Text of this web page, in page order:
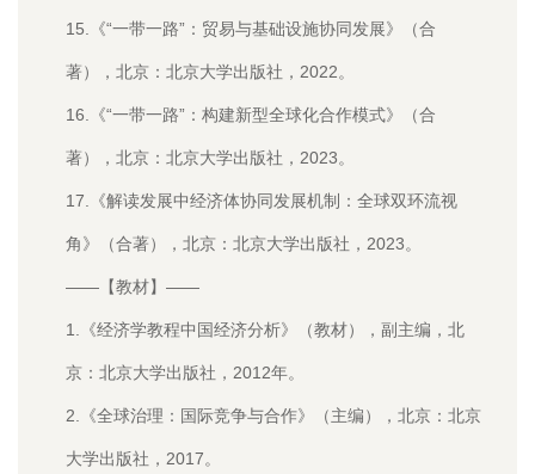
15.《“一带一路”：贸易与基础设施协同发展》（合
著），北京：北京大学出版社，2022。
16.《“一带一路”：构建新型全球化合作模式》（合
著），北京：北京大学出版社，2023。
17.《解读发展中经济体协同发展机制：全球双环流视
角》（合著），北京：北京大学出版社，2023。
——【教材】——
1.《经济学教程中国经济分析》（教材），副主编，北
京：北京大学出版社，2012年。
2.《全球治理：国际竞争与合作》（主编），北京：北京
大学出版社，2017。